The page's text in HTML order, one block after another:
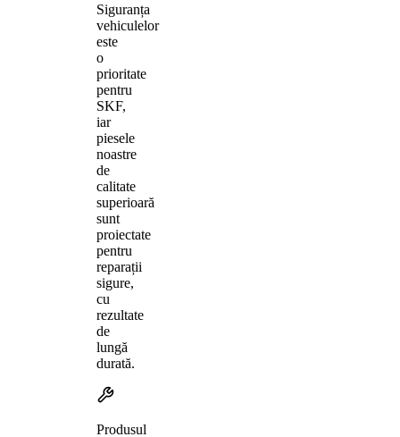
Siguranța
vehiculelor
este
o
prioritate
pentru
SKF,
iar
piesele
noastre
de
calitate
superioară
sunt
proiectate
pentru
reparații
sigure,
cu
rezultate
de
lungă
durată.
Produsul